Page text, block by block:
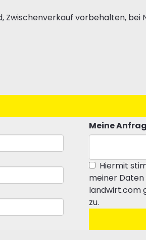
Zwischenverkauf vorbehalten, bei
Meine
Hiermit
meiner
landwirt.com
zu.